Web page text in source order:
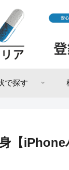
で探す
【iPhone